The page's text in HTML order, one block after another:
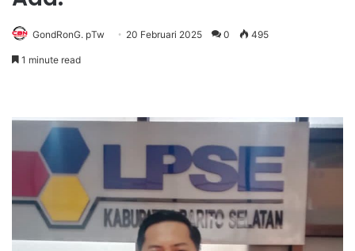
GondRonG. pTw 20 Februari 2025 0 495
1 minute read